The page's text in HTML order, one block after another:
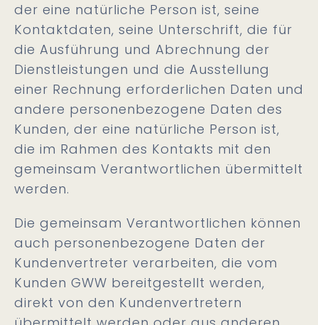
der eine natürliche Person ist, seine
Kontaktdaten, seine Unterschrift, die für
die Ausführung und Abrechnung der
Dienstleistungen und die Ausstellung
einer Rechnung erforderlichen Daten und
andere personenbezogene Daten des
Kunden, der eine natürliche Person ist,
die im Rahmen des Kontakts mit den
gemeinsam Verantwortlichen übermittelt
werden.
Die gemeinsam Verantwortlichen können
auch personenbezogene Daten der
Kundenvertreter verarbeiten, die vom
Kunden GWW bereitgestellt werden,
direkt von den Kundenvertretern